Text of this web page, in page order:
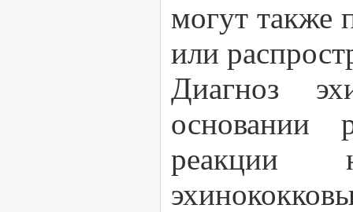
могут также
или
Диагноз
основании
реакции